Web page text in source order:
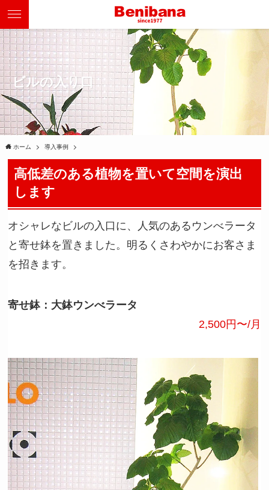
ビルの入り口
ホーム 導入事例
高低差のある植物を置いて空間を演出
します
オシャレなビルの入口に、人気のあるウンべラータ
と寄せ鉢を置きました。明るくさわやかにお客さま
を招きます。
寄せ鉢：大鉢ウンべラータ
2,500円〜/月